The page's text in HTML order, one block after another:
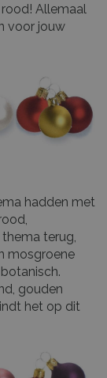
Allemaal
voor jouw
hadden met
terug,
mosgroene
gouden
het op dit